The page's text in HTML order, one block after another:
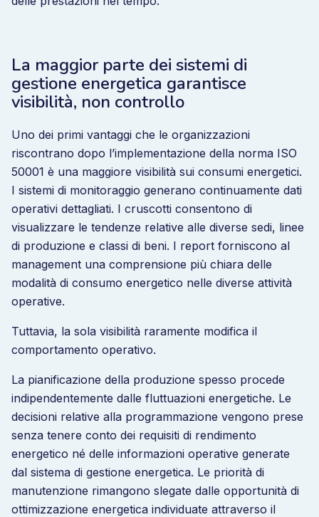
La maggior parte dei sistemi di
gestione energetica garantisce
visibilità, non controllo
Uno dei primi vantaggi che le organizzazioni
riscontrano dopo l’implementazione della norma ISO
50001 è una maggiore visibilità sui consumi energetici.
I sistemi di monitoraggio generano continuamente dati
operativi dettagliati. I cruscotti consentono di
visualizzare le tendenze relative alle diverse sedi, linee
di produzione e classi di beni. I report forniscono al
management una comprensione più chiara delle
modalità di consumo energetico nelle diverse attività
operative.
Tuttavia, la sola visibilità raramente modifica il
comportamento operativo.
La pianificazione della produzione spesso procede
indipendentemente dalle fluttuazioni energetiche. Le
decisioni relative alla programmazione vengono prese
senza tenere conto dei requisiti di rendimento
energetico né delle informazioni operative generate
dal sistema di gestione energetica. Le priorità di
manutenzione rimangono slegate dalle opportunità di
ottimizzazione energetica individuate attraverso il